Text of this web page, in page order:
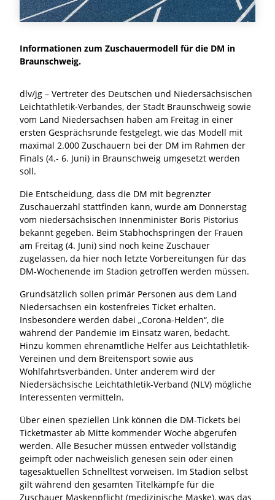
Informationen zum Zuschauermodell für die DM in
Braunschweig.
dlv/jg – Vertreter des Deutschen und Niedersächsischen
Leichtathletik-Verbandes, der Stadt Braunschweig sowie
vom Land Niedersachsen haben am Freitag in einer
ersten Gesprächsrunde festgelegt, wie das Modell mit
maximal 2.000 Zuschauern bei der DM im Rahmen der
Finals (4.- 6. Juni) in Braunschweig umgesetzt werden
soll.
Die Entscheidung, dass die DM mit begrenzter
Zuschauerzahl stattfinden kann, wurde am Donnerstag
vom niedersächsischen Innenminister Boris Pistorius
bekannt gegeben. Beim Stabhochspringen der Frauen
am Freitag (4. Juni) sind noch keine Zuschauer
zugelassen, da hier noch letzte Vorbereitungen für das
DM-Wochenende im Stadion getroffen werden müssen.
Grundsätzlich sollen primär Personen aus dem Land
Niedersachsen ein kostenfreies Ticket erhalten.
Insbesondere werden dabei „Corona-Helden“, die
während der Pandemie im Einsatz waren, bedacht.
Hinzu kommen ehrenamtliche Helfer aus Leichtathletik-
Vereinen und dem Breitensport sowie aus
Wohlfahrtsverbänden. Unter anderem wird der
Niedersächsische Leichtathletik-Verband (NLV) mögliche
Interessenten vermitteln.
Über einen speziellen Link können die DM-Tickets bei
Ticketmaster ab Mitte kommender Woche abgerufen
werden. Alle Besucher müssen entweder vollständig
geimpft oder nachweislich genesen sein oder einen
tagesaktuellen Schnelltest vorweisen. Im Stadion selbst
gilt während den gesamten Titelkämpfe für die
Zuschauer Maskenpflicht (medizinische Maske), was das